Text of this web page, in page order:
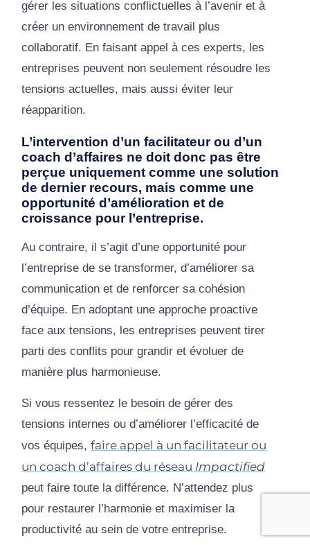
gérer les situations conflictuelles à l’avenir et à
créer un environnement de travail plus
collaboratif. En faisant appel à ces experts, les
entreprises peuvent non seulement résoudre les
tensions actuelles, mais aussi éviter leur
réapparition.
L’intervention d’un facilitateur ou d’un
coach d’affaires ne doit donc pas être
perçue uniquement comme une solution
de dernier recours, mais comme une
opportunité d’amélioration et de
croissance pour l’entreprise.
Au contraire, il s’agit d’une opportunité pour
l’entreprise de se transformer, d’améliorer sa
communication et de renforcer sa cohésion
d’équipe. En adoptant une approche proactive
face aux tensions, les entreprises peuvent tirer
parti des conflits pour grandir et évoluer de
manière plus harmonieuse.
Si vous ressentez le besoin de gérer des
tensions internes ou d’améliorer l’efficacité de
vos équipes, faire appel à un facilitateur ou
un coach d’affaires du réseau Impactified
peut faire toute la différence. N’attendez plus
pour restaurer l’harmonie et maximiser la
productivité au sein de votre entreprise.